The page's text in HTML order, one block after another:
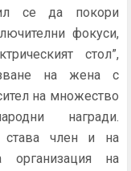
се да покори
фокуси,
стол”,
на жена с
на множество
награди.
става член и на
организация на